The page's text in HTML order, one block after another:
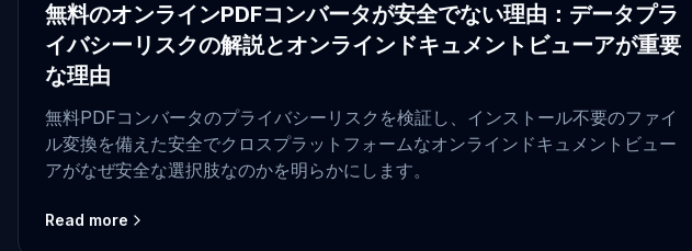
無料のオンラインPDFコンバータが安全でない理由：データプラ
イバシーリスクの解説とオンラインドキュメントビューアが重要
な理由
無料PDFコンバータのプライバシーリスクを検証し、インストール不要のファイ
ル変換を備えた安全でクロスプラットフォームなオンラインドキュメントビュー
アがなぜ安全な選択肢なのかを明らかにします。
Read more